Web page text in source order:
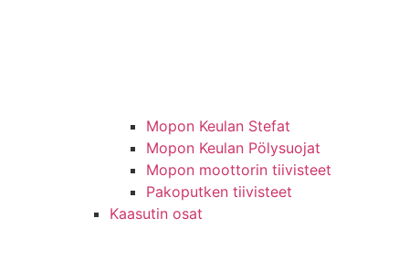
Mopon Keulan Stefat
Mopon Keulan Pölysuojat
Mopon moottorin tiivisteet
Pakoputken tiivisteet
Kaasutin osat